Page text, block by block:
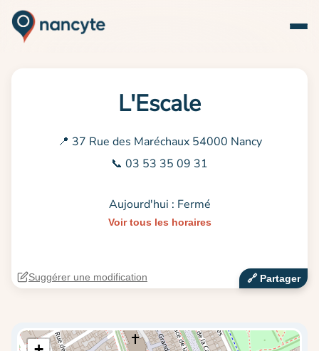
L'Escale
📍 37 Rue des Maréchaux 54000 Nancy
📞 03 53 35 09 31
Aujourd'hui : Fermé
Voir tous les horaires
🔗‍️ Partager
Suggérer une modification